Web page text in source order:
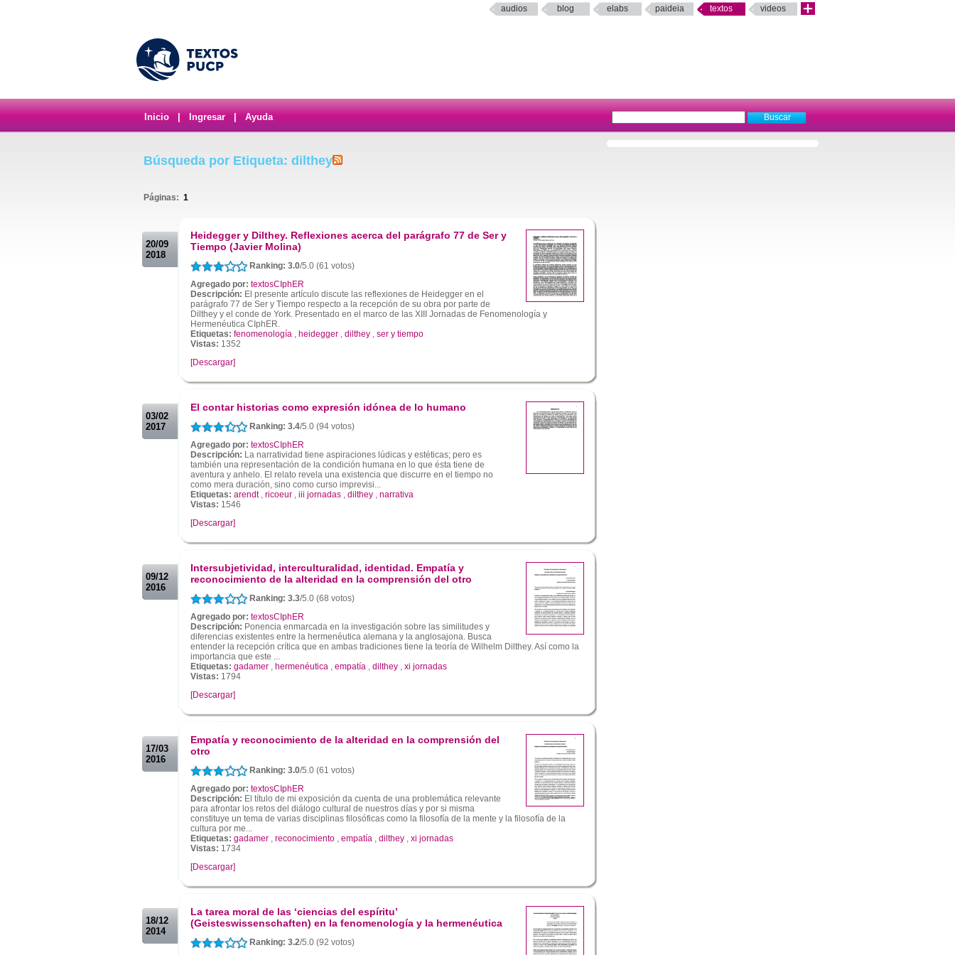
audios blog elabs paideia textos videos
Inicio Ingresar Ayuda
Búsqueda por Etiqueta: dilthey
Páginas: 1
20/09
2018
Heidegger y Dilthey. Reflexiones acerca del parágrafo 77 de Ser y
Tiempo (Javier Molina)
Ranking: 3.0/5.0 (61 votos)
Agregado por: textosCIphER
Descripción: El presente artículo discute las reflexiones de Heidegger en el
parágrafo 77 de Ser y Tiempo respecto a la recepción de su obra por parte de
Dilthey y el conde de York. Presentado en el marco de las XIII Jornadas de Fenomenología y
Hermenéutica CIphER.
Etiquetas: fenomenología , heidegger , dilthey , ser y tiempo
Vistas: 1352
[Descargar]
03/02
2017
El contar historias como expresión idónea de lo humano
Ranking: 3.4/5.0 (94 votos)
Agregado por: textosCIphER
Descripción: La narratividad tiene aspiraciones lúdicas y estéticas; pero es
también una representación de la condición humana en lo que ésta tiene de
aventura y anhelo. El relato revela una existencia que discurre en el tiempo no
como mera duración, sino como curso imprevisi...
Etiquetas: arendt, ricoeur , iii jornadas , dilthey , narrativa
Vistas: 1546
[Descargar]
09/12
2016
Intersubjetividad, interculturalidad, identidad. Empatía y
reconocimiento de la alteridad en la comprensión del otro
Ranking: 3.3/5.0 (68 votos)
Agregado por: textosCIphER
Descripción: Ponencia enmarcada en la investigación sobre las similitudes y
diferencias existentes entre la hermenéutica alemana y la anglosajona. Busca
entender la recepción crítica que en ambas tradiciones tiene la teoría de Wilhelm Dilthey. Así como la
importancia que este ...
Etiquetas: gadamer , hermenéutica , empatía , dilthey , xi jornadas
Vistas: 1794
[Descargar]
17/03
2016
Empatía y reconocimiento de la alteridad en la comprensión del
otro
Ranking: 3.0/5.0 (61 votos)
Agregado por: textosCIphER
Descripción: El título de mi exposición da cuenta de una problemática relevante
para afrontar los retos del diálogo cultural de nuestros días y por si misma
constituye un tema de varias disciplinas filosóficas como la filosofía de la mente y la filosofía de la
cultura por me...
Etiquetas: gadamer , reconocimiento , empatía , dilthey , xi jornadas
Vistas: 1734
[Descargar]
18/12
2014
La tarea moral de las ‘ciencias del espíritu’
(Geisteswissenschaften) en la fenomenología y la hermenéutica
Ranking: 3.2/5.0 (92 votos)